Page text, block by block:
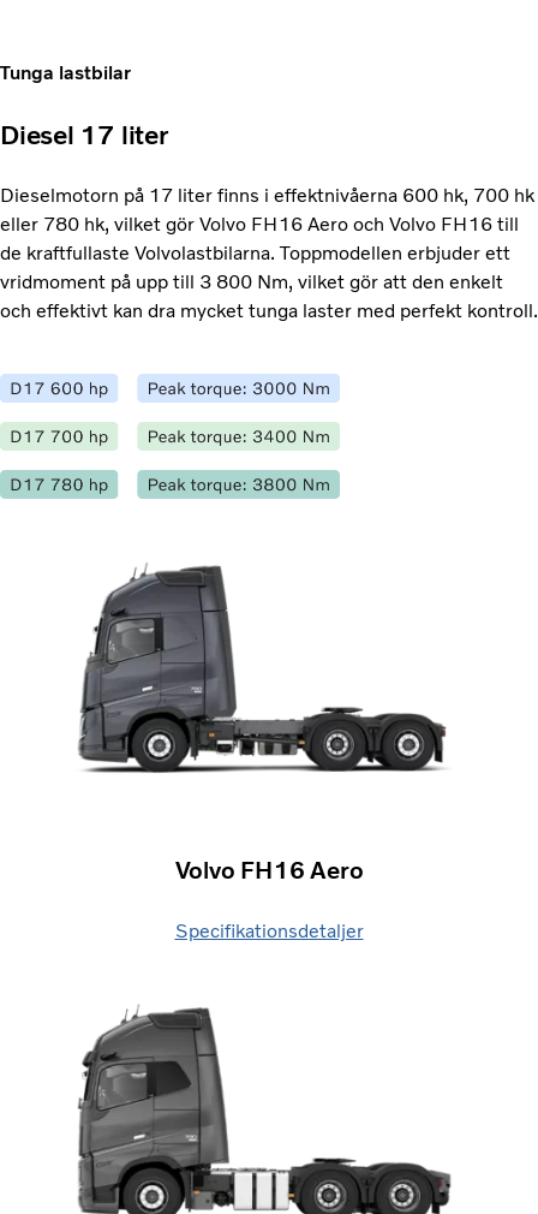
Tunga lastbilar
Diesel 17 liter
Dieselmotorn på 17 liter finns i effektnivåerna 600 hk, 700 hk
eller 780 hk, vilket gör Volvo FH16 Aero och Volvo FH16 till
de kraftfullaste Volvolastbilarna. Toppmodellen erbjuder ett
vridmoment på upp till 3 800 Nm, vilket gör att den enkelt
och effektivt kan dra mycket tunga laster med perfekt kontroll.
Volvo FH16 Aero
Specifikationsdetaljer